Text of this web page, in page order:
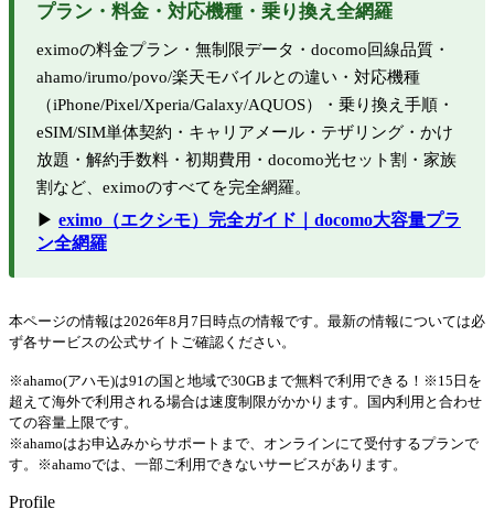
プラン・料金・対応機種・乗り換え全網羅
eximoの料金プラン・無制限データ・docomo回線品質・
ahamo/irumo/povo/楽天モバイルとの違い・対応機種
（iPhone/Pixel/Xperia/Galaxy/AQUOS）・乗り換え手順・
eSIM/SIM単体契約・キャリアメール・テザリング・かけ
放題・解約手数料・初期費用・docomo光セット割・家族
割など、eximoのすべてを完全網羅。
▶ eximo（エクシモ）完全ガイド｜docomo大容量プラ
ン全網羅
本ページの情報は2026年8月7日時点の情報です。最新の情報については必
ず各サービスの公式サイトご確認ください。
※ahamo(アハモ)は91の国と地域で30GBまで無料で利用できる！※15日を
超えて海外で利用される場合は速度制限がかかります。国内利用と合わせ
ての容量上限です。
※ahamoはお申込みからサポートまで、オンラインにて受付するプランで
す。※ahamoでは、一部ご利用できないサービスがあります。
Profile